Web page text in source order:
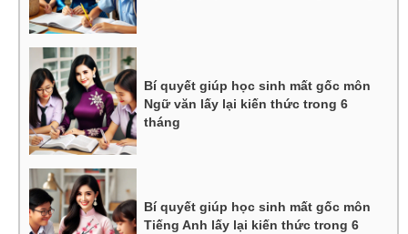
Bí quyết giúp học sinh mất gốc môn
Ngữ văn lấy lại kiến thức trong 6
tháng
Bí quyết giúp học sinh mất gốc môn
Tiếng Anh lấy lại kiến thức trong 6